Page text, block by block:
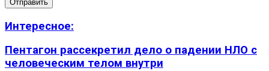
Интересное:
Пентагон рассекретил дело о падении НЛО с
человеческим телом внутри